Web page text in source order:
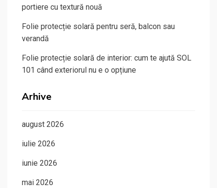
portiere cu textură nouă
Folie protecție solară pentru seră, balcon sau
verandă
Folie protecție solară de interior: cum te ajută SOL
101 când exteriorul nu e o opțiune
Arhive
august 2026
iulie 2026
iunie 2026
mai 2026